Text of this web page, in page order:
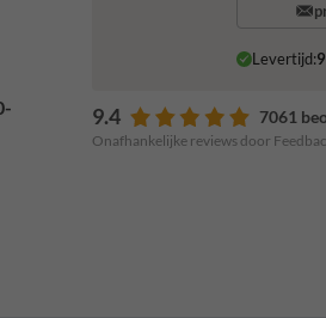
Levertijd:
9.4 7061
Onafhankelijke reviews door